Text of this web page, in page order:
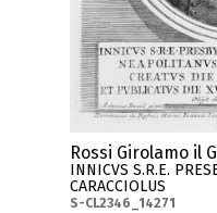
Rossi Girolamo il
INNICVS S.R.E.
CARACCIOLUS
S-CL2346_14271